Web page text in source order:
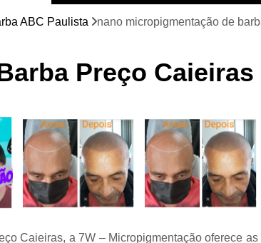
Curso de
Curso de
Curso de Micropigmentação Santo
Curso
Curso Presencial
Cursos de
Cursos de Micropigmentação de
Micropigmentação Capilar com
ABC Paulista nano micropigmentação de
Preço Caieiras
Caieiras, a 7W – Micropigmentação oferece as